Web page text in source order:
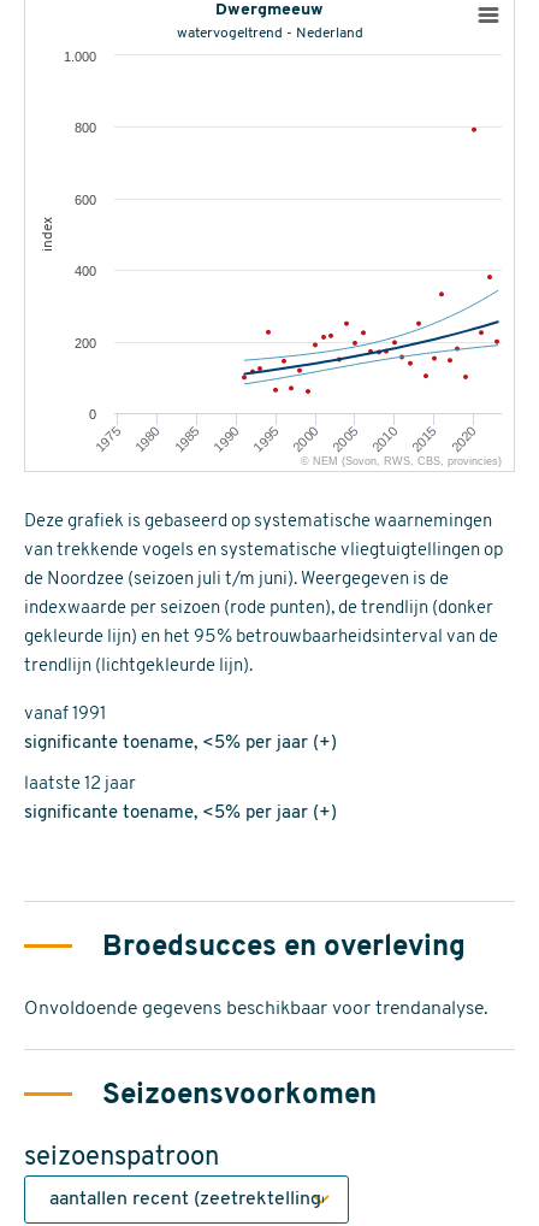
index
Dwergmeeuw
watervogeltrend - Nederland
1975 1980 1985 1990 1995 2000 2005 2010 2015 2020
0
200
400
600
800
1.000
© NEM (Sovon, RWS, CBS, provincies)
Deze grafiek is gebaseerd op systematische waarnemingen
van trekkende vogels en systematische vliegtuigtellingen op
de Noordzee (seizoen juli t/m juni). Weergegeven is de
indexwaarde per seizoen (rode punten), de trendlijn (donker
gekleurde lijn) en het 95% betrouwbaarheidsinterval van de
trendlijn (lichtgekleurde lijn).
vanaf 1991
significante toename, <5% per jaar (+)
laatste 12 jaar
significante toename, <5% per jaar (+)
Broedsucces en overleving
Onvoldoende gegevens beschikbaar voor trendanalyse.
Seizoensvoorkomen
seizoenspatroon